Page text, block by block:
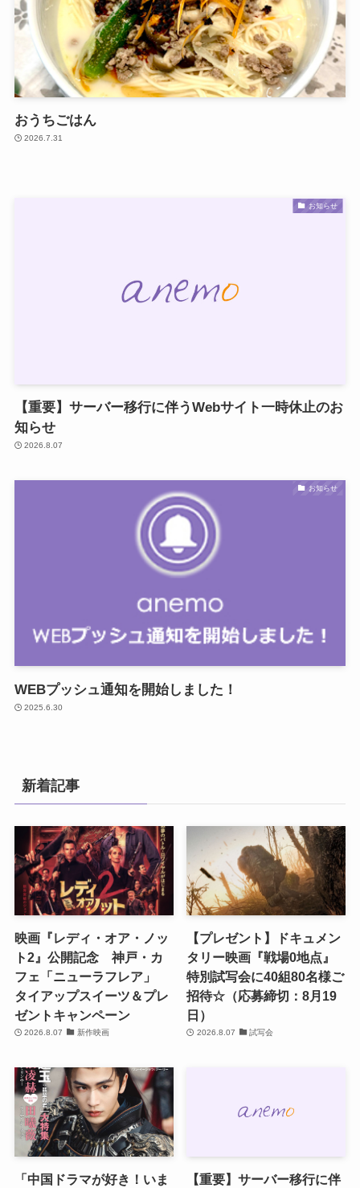
おうちごはん
2026.7.31
お知らせ
【重要】サーバー移行に伴うWebサイト一時休止のお
知らせ
2026.8.07
お知らせ
WEBプッシュ通知を開始しました！
2025.6.30
新着記事
映画『レディ・オア・ノッ
ト2』公開記念 神戸・カ
フェ「ニューラフレア」
タイアップスイーツ＆プレ
ゼントキャンペーン
2026.8.07 新作映画
【プレゼント】ドキュメン
タリー映画『戦場0地点』
特別試写会に40組80名様ご
招待☆（応募締切：8月19
日）
2026.8.07 試写会
「中国ドラマが好き！いま
【重要】サーバー移行に伴